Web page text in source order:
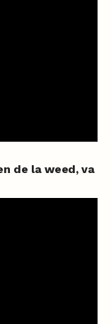
de la weed, va